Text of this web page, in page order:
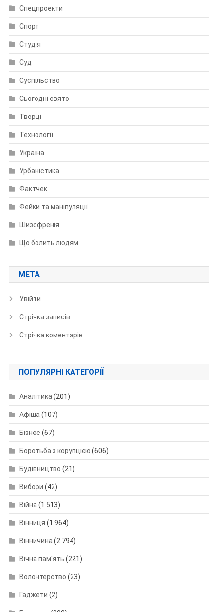
Спецпроекти
Спорт
Студія
Суд
Суспільство
Сьогодні свято
Творці
Технології
Україна
Урбаністика
Фактчек
Фейки та маніпуляції
Шизофренія
Що болить людям
МЕТА
Увійти
Стрічка записів
Стрічка коментарів
ПОПУЛЯРНІ КАТЕГОРІЇ
Аналітика (201)
Афіша (107)
Бізнес (67)
Боротьба з корупцією (606)
Будівництво (21)
Вибори (42)
Війна (1 513)
Вінниця (1 964)
Вінничина (2 794)
Вічна пам'ять (221)
Волонтерство (23)
Гаджети (2)